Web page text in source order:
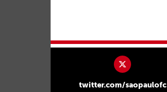
twitter.com/saopaulofc